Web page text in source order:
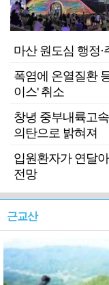
마산 원도심 행정
폭염에 온열질환
이스' 취소
창녕 중부내륙고
의탄으로 밝혀져
입원환자가 연달
전망
근교산